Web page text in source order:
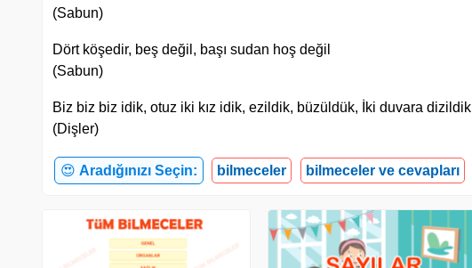
(Sabun)
Dört köşedir, beş değil, başı sudan hoş değil
(Sabun)
Biz biz biz idik, otuz iki kız idik, ezildik, büzüldük, İki duvara dizildik
(Dişler)
😍 Aradığınızı Seçin: bilmeceler bilmeceler ve cevapları